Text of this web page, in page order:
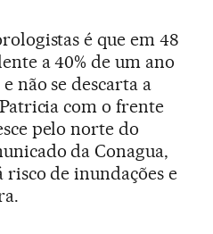
é que em 48
a 40% de um ano
não se descarta a
com o frente
pelo norte do
da Conagua,
risco de inundações e